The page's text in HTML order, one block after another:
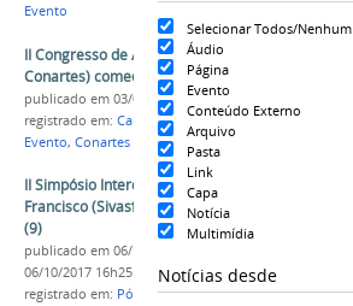
Selecionar Todos/Nenhum
Áudio
Página
Evento
Conteúdo Externo
Arquivo
Pasta
Link
Capa
Notícia
Multimídia
Notícias desde
Evento
II Congresso de Artes, Ensino e Pesquisa (II
Conartes) começa hoje (3) na Univasf
publicado em 03/07/2019
registrado em: Campus Juazeiro,Artes Visuais
Evento, Conartes
II Simpósio Interdisciplinar do Vale do São
Francisco (Sivasf) terá início nesta segunda-feira
(9)
publicado em 06/10/2017
06/10/2017 16h25
registrado em: Pós-Graduação,CPGCSB,Campus